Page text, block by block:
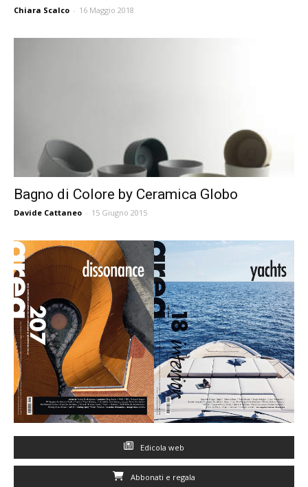
Chiara Scalco - 16 Maggio 2018
Bagno di Colore by Ceramica Globo
Davide Cattaneo - 15 Giugno 2015
Edicola web
Abbonati e regala